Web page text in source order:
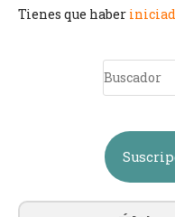
Tienes que haber